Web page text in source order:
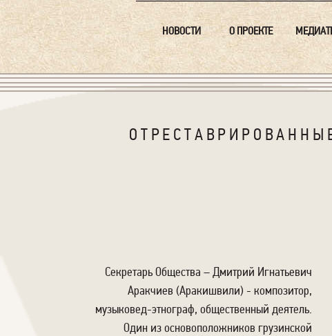
НОВОСТИ О ПРОЕКТЕ
Секретарь Общества – Дмитрий Игнатьевич
Аракчиев (Аракишвили) - композитор,
музыковед-этнограф, общественный деятель.
Один из основоположников грузинской